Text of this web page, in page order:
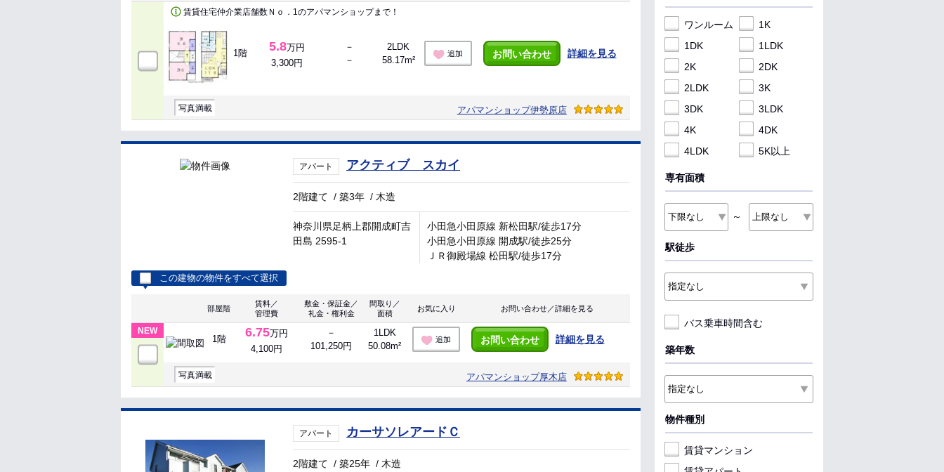
賃貸住宅仲介業店舗数Ｎｏ．1のアパマンショップまで！
1階 5.8万円
3,300円
－
－
2LDK
58.17m²
追加 お問い合わせ 詳細を見る
写真満載 アパマンショップ伊勢原店
アパート アクティブ スカイ
2階建て /築3年 / 木造
神奈川県足柄上郡開成町吉
田島 2595-1
小田急小田原線 新松田駅/徒歩17分
小田急小田原線 開成駅/徒歩25分
ＪＲ御殿場線 松田駅/徒歩17分
この建物の物件をすべて選択
部屋階
賃料／
管理費
敷金・保証金／
礼金・権利金
間取り／
面積
お気に入り お問い合わせ／詳細を見る
NEW
1階 6.75万円
4,100円
－
101,250円
1LDK
50.08m²
追加 お問い合わせ 詳細を見る
写真満載 アパマンショップ厚木店
アパート カーサソレアードＣ
2階建て /築25年 / 木造
ワンルーム
1K
1DK
1LDK
2K
2DK
2LDK
3K
3DK
3LDK
4K
4DK
4LDK
5K以上
専有面積
～
駅徒歩
バス乗車時間含む
築年数
物件種別
賃貸マンション